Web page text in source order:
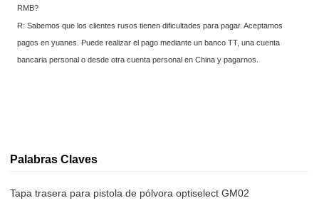
RMB?
R: Sabemos que los clientes rusos tienen dificultades para pagar. Aceptamos
pagos en yuanes. Puede realizar el pago mediante un banco TT, una cuenta
bancaria personal o desde otra cuenta personal en China y pagarnos.
Palabras Claves
Tapa trasera para pistola de pólvora optiselect GM02